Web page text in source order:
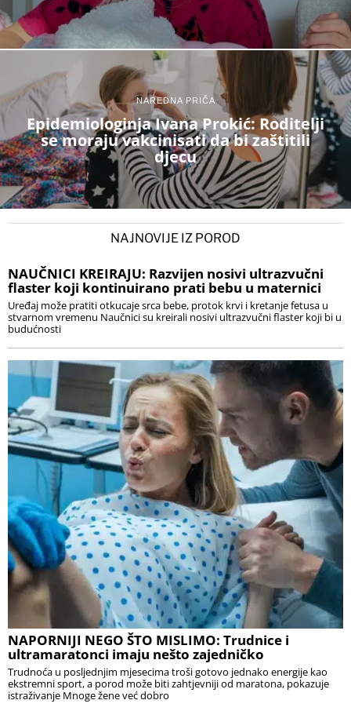
NAREDNA PRIČA
Epidemiologinja Ivana Prokić: Roditelji
se moraju vakcinisati da bi zaštitili
djecu
NAJNOVIJE IZ POROD
NAUČNICI KREIRAJU: Razvijen nosivi ultrazvučni
flaster koji kontinuirano prati bebu u maternici
Uređaj može pratiti otkucaje srca bebe, protok krvi i kretanje fetusa u
stvarnom vremenu Naučnici su kreirali nosivi ultrazvučni flaster koji bi u
budućnosti
NAPORNIJI NEGO ŠTO MISLIMO: Trudnice i
ultramaratonci imaju nešto zajedničko
Trudnoća u posljednjim mjesecima troši gotovo jednako energije kao
ekstremni sport, a porod može biti zahtjevniji od maratona, pokazuje
istraživanje Mnoge žene već dobro